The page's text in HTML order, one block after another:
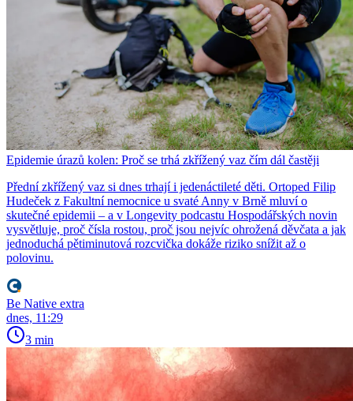
Epidemie úrazů kolen: Proč se trhá zkřížený vaz čím dál častěji
Přední zkřížený vaz si dnes trhají i jedenáctileté děti. Ortoped Filip
Hudeček z Fakultní nemocnice u svaté Anny v Brně mluví o
skutečné epidemii – a v Longevity podcastu Hospodářských novin
vysvětluje, proč čísla rostou, proč jsou nejvíc ohrožená děvčata a jak
jednoduchá pětiminutová rozcvička dokáže riziko snížit až o
polovinu.
Be Native extra
dnes, 11:29
3 min